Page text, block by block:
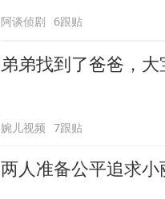
阿谈侦剧 6跟贴
弟弟找到了爸爸，
婉儿视频 7跟贴
两人准备公平追求小